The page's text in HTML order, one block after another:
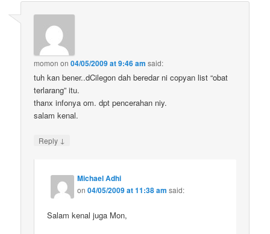
momon on04/05/2009 at 9:46 am said:
tuh kan bener..dCilegon dah beredar ni copyan list “obat
terlarang” itu.
thanx infonya om. dpt pencerahan niy.
salam kenal.
Reply ↓
Michael Adhi
on04/05/2009 at 11:38 am said:
Salam kenal juga Mon,